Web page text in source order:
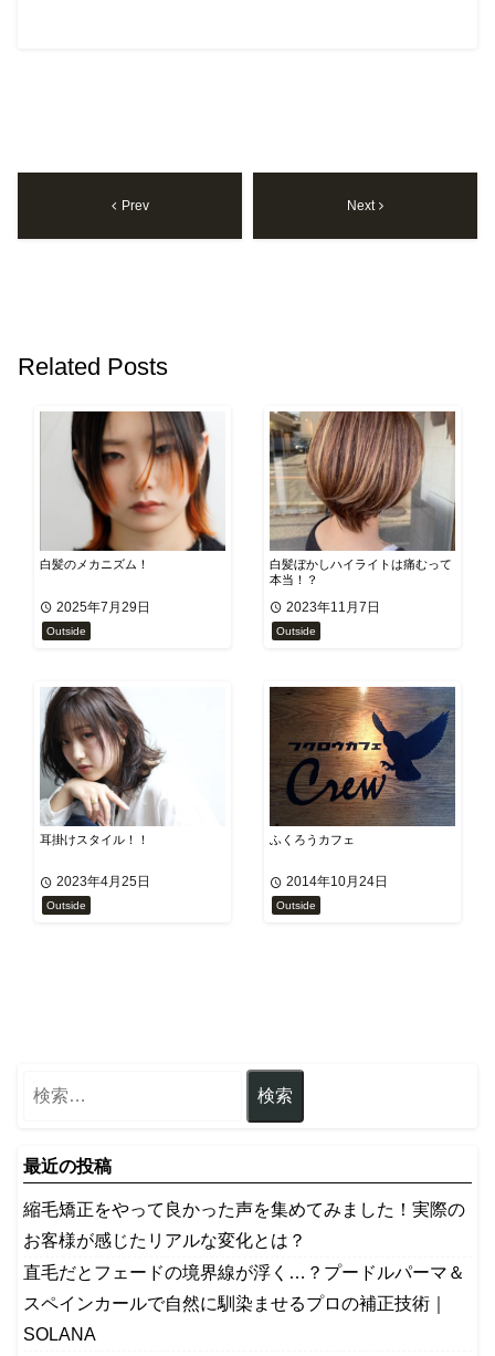
Prev Next
Related Posts
白髪のメカニズム！
2025年7月29日
Outside
白髪ぼかしハイライトは痛むって
本当！？
2023年11月7日
Outside
耳掛けスタイル！！
2023年4月25日
Outside
ふくろうカフェ
2014年10月24日
Outside
最近の投稿
縮毛矯正をやって良かった声を集めてみました！実際の
お客様が感じたリアルな変化とは？
​直毛だとフェードの境界線が浮く…？プードルパーマ＆
スペインカールで自然に馴染ませるプロの補正技術｜
SOLANA